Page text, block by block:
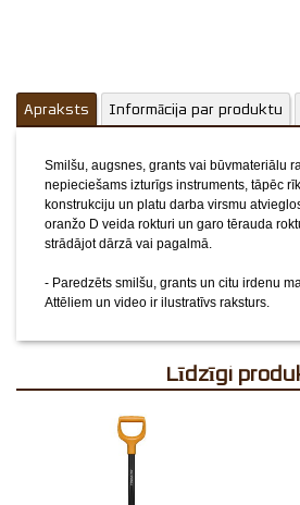
Apraksts Informācija par produktu
Smilšu, augsnes, grants vai būvmateriālu
nepieciešams izturīgs instruments, tāpēc
konstrukciju un platu darba virsmu
oranžo D veida rokturi un garo tērauda
strādājot dārzā vai pagalmā.
- Paredzēts smilšu, grants un citu irdenu
Attēliem un video ir ilustratīvs raksturs.
Līdzīgi